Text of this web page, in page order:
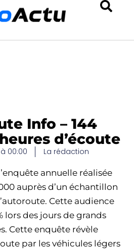
Info – 144
d’écoute
00:00 La rédaction
annuelle réalisée
auprès d’un échantillon
Cette audience
lors des jours de grands
Cette enquête révèle
par les véhicules légers